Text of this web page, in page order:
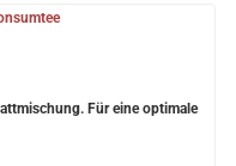
Für eine optimale